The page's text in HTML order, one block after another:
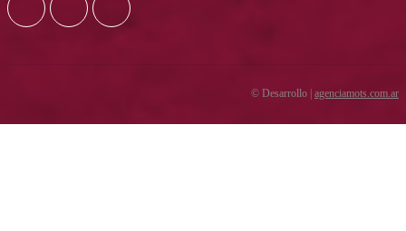
© Desarrollo | agenciamots.com.ar